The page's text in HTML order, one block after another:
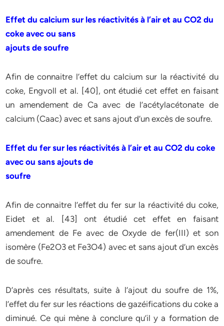
Effet du calcium sur les réactivités à l’air et au CO2 du
coke avec ou sans
ajouts de soufre
Afin de connaitre l’effet du calcium sur la réactivité du
coke, Engvoll et al. [40], ont étudié cet effet en faisant
un amendement de Ca avec de l’acétylacétonate de
calcium (Caac) avec et sans ajout d’un excès de soufre.
Effet du fer sur les réactivités à l’air et au CO2 du coke
avec ou sans ajouts de
soufre
Afin de connaitre l’effet du fer sur la réactivité du coke,
Eidet et al. [43] ont étudié cet effet en faisant
amendement de Fe avec de Oxyde de fer(III) et son
isomère (Fe2O3 et Fe3O4) avec et sans ajout d’un excès
de soufre.
D’après ces résultats, suite à l’ajout du soufre de 1%,
l’effet du fer sur les réactions de gazéifications du coke a
diminué. Ce qui mène à conclure qu’il y a formation de